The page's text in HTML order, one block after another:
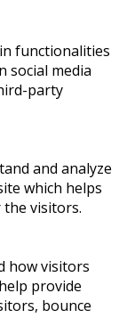
functionalities
social media
party
and analyze
which helps
visitors.
how visitors
provide
bounce